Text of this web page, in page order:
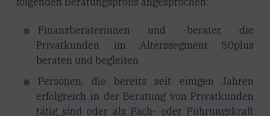
Finanzberaterinnen und -berater, die
Privatkunden im Alterssegment 50plus
beraten und begleiten
Personen, die bereits seit einigen Jahren
erfolgreich in der Beratung von Privatkunden
tätig sind oder als Fach- oder Führungskraft